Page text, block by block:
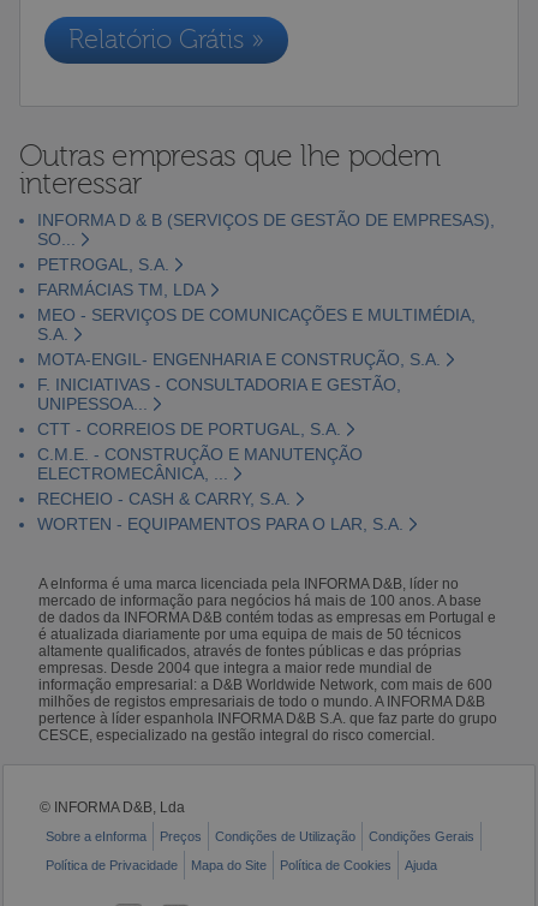
Relatório Grátis »
Outras empresas que lhe podem
interessar
INFORMA D & B (SERVIÇOS DE GESTÃO DE EMPRESAS),
SO...
PETROGAL, S.A.
FARMÁCIAS TM, LDA
MEO - SERVIÇOS DE COMUNICAÇÕES E MULTIMÉDIA,
S.A.
MOTA-ENGIL- ENGENHARIA E CONSTRUÇÃO, S.A.
F. INICIATIVAS - CONSULTADORIA E GESTÃO,
UNIPESSOA...
CTT - CORREIOS DE PORTUGAL, S.A.
C.M.E. - CONSTRUÇÃO E MANUTENÇÃO
ELECTROMECÂNICA, ...
RECHEIO - CASH & CARRY, S.A.
WORTEN - EQUIPAMENTOS PARA O LAR, S.A.
A eInforma é uma marca licenciada pela INFORMA D&B, líder no
mercado de informação para negócios há mais de 100 anos. A base
de dados da INFORMA D&B contém todas as empresas em Portugal e
é atualizada diariamente por uma equipa de mais de 50 técnicos
altamente qualificados, através de fontes públicas e das próprias
empresas. Desde 2004 que integra a maior rede mundial de
informação empresarial: a D&B Worldwide Network, com mais de 600
milhões de registos empresariais de todo o mundo. A INFORMA D&B
pertence à líder espanhola INFORMA D&B S.A. que faz parte do grupo
CESCE, especializado na gestão integral do risco comercial.
© INFORMA D&B, Lda
Sobre a eInforma Preços Condições de Utilização
Condições Gerais
Política de Privacidade
Mapa do Site Política de Cookies Ajuda